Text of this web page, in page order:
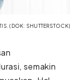
(DOK: SHUTTERSTOCK)
semakin